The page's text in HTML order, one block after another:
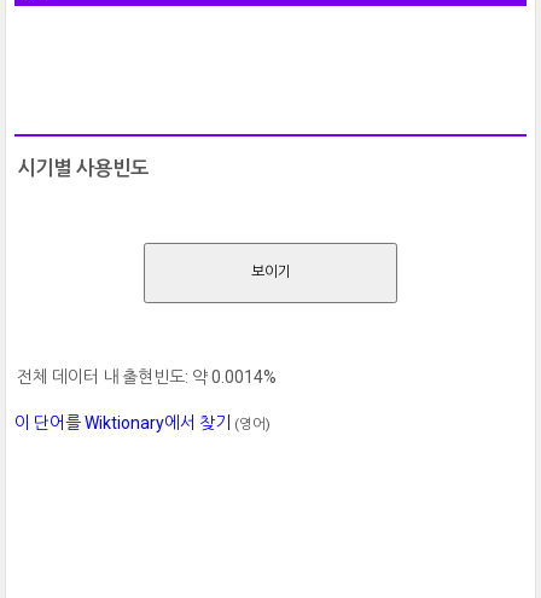
시기별 사용빈도
보이기
전체 데이터 내 출현빈도: 약 0.0014%
이 단어를 Wiktionary에서 찾기 (영어)